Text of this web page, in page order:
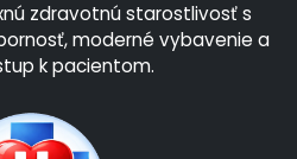
zdravotnú starostlivosť s
moderné vybavenie a
k pacientom.